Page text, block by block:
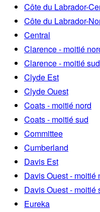
Côte du Labrador-
Côte du Labrador-
Central
Clarence - moitié
Clarence - moitié sud
Clyde Est
Clyde Ouest
Coats - moitié nord
Coats - moitié sud
Committee
Cumberland
Davis Est
Davis Ouest - moitié
Davis Ouest - moitié
Eureka